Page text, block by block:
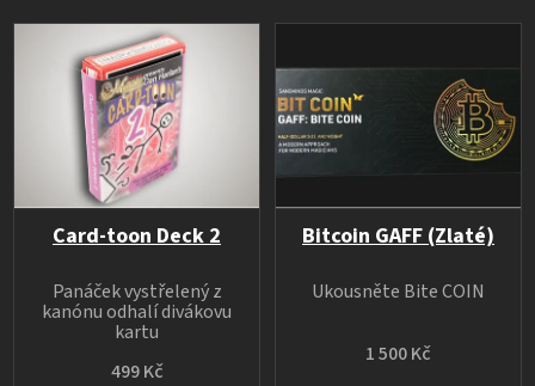
Card-toon Deck 2
499 Kč
Panáček vystřelený z
kanónu odhalí divákovu
kartu
Bitcoin GAFF (Zlaté)
1 500 Kč
Ukousněte Bite COIN